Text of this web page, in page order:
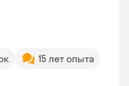
15 лет опыта